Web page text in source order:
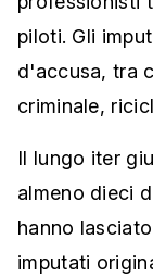
piloti. Gli
d'accusa, tra
criminale,
Il lungo iter
almeno dieci
hanno
imputati